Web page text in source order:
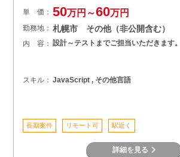
単 価： 50万円～60万円
勤務地： 札幌市 その他（非公開含む）
内 容： 設計～テストまでご担当いただきます。
スキル： JavaScript , その他言語
長期案件 リモート可 駅近く
詳細を見る